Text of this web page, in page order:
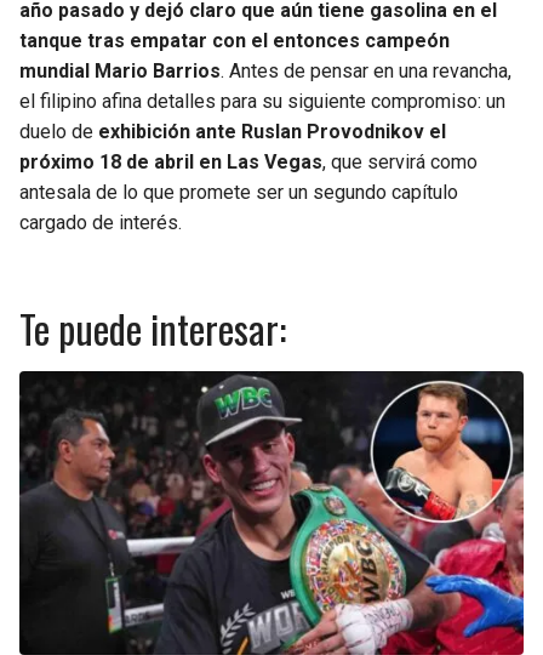
año pasado y dejó claro que aún tiene gasolina en el
tanque tras empatar con el entonces campeón
mundial Mario Barrios. Antes de pensar en una revancha,
el filipino afina detalles para su siguiente compromiso: un
duelo de exhibición ante Ruslan Provodnikov el
próximo 18 de abril en Las Vegas, que servirá como
antesala de lo que promete ser un segundo capítulo
cargado de interés.
Te puede interesar: